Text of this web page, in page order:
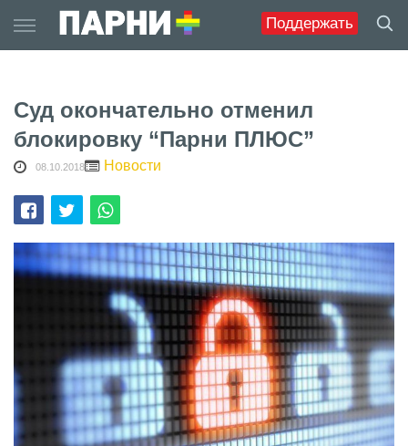
Поддержать
to
content
Суд окончательно отменил
блокировку “Парни ПЛЮС”
08.10.2018 Новости